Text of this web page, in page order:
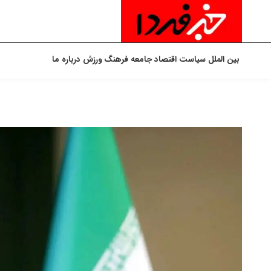
بین الملل سیاست اقتصادجامعه فرهنگورزش درباره ما